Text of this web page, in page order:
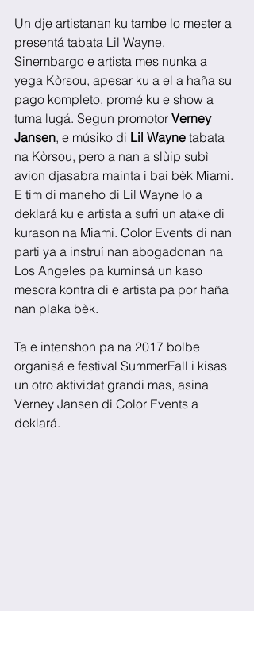
Un dje artistanan ku tambe lo mester a
presentá tabata Lil Wayne.
Sinembargo e artista mes nunka a
yega Kòrsou, apesar ku a el a haña su
pago kompleto, promé ku e show a
tuma lugá. Segun promotor Verney
Jansen, e músiko di Lil Wayne tabata
na Kòrsou, pero a nan a slùip subì
avion djasabra mainta i bai bèk Miami.
E tim di maneho di Lil Wayne lo a
deklará ku e artista a sufri un atake di
kurason na Miami. Color Events di nan
parti ya a instruí nan abogadonan na
Los Angeles pa kuminsá un kaso
mesora kontra di e artista pa por haña
nan plaka bèk.
Ta e intenshon pa na 2017 bolbe
organisá e festival SummerFall i kisas
un otro aktividat grandi mas, asina
Verney Jansen di Color Events a
deklará.